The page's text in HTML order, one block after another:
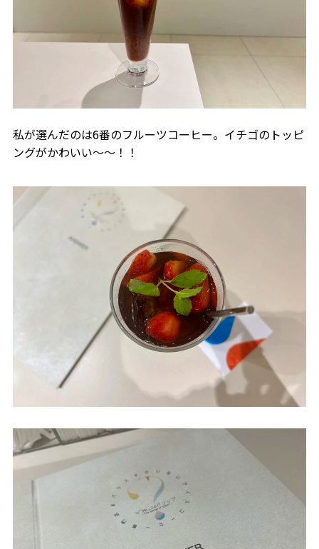
私が選んだのは6番のフルーツコーヒー。イチゴのトッピ
ングがかわいい～～！！